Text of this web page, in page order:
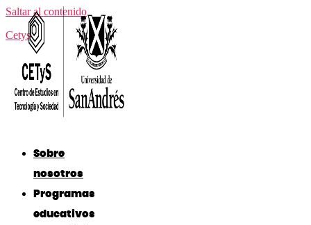
Saltar al contenido
Cetys
Sobre
nosotros
Programas
educativos